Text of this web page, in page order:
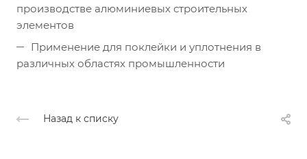
производстве алюминиевых строительных
элементов
Применение для поклейки и уплотнения в
различных областях промышленности
Назад к списку